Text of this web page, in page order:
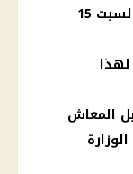
موعد صرف معاش تكافل وكرامة: السبت 15
المعاش